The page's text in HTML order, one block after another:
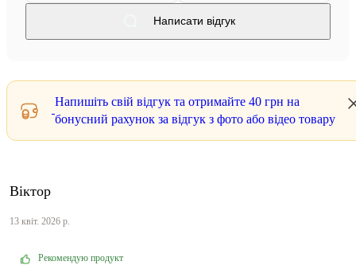
Написати відгук
Напишіть свій відгук та отримайте 40 грн на
бонусний рахунок за відгук з фото або відео товару
Віктор
13 квіт. 2026 р.
Рекомендую продукт